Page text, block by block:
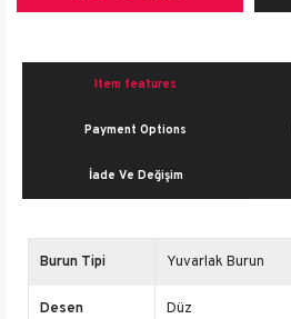
Item features
Payment Options
İade Ve Değişim
Burun Tipi Yuvarlak Burun
Desen Düz